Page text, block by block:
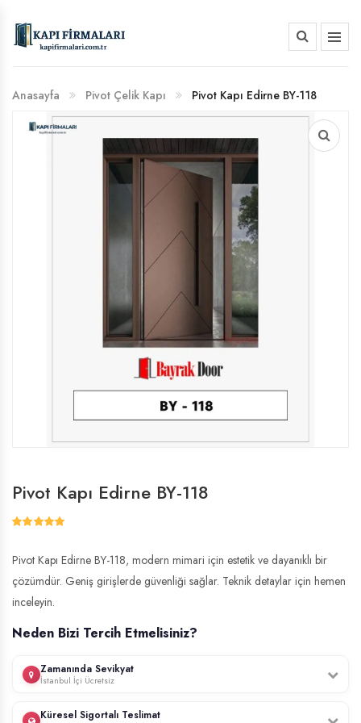
BANKA HESAP NUMARALARIMIZ
Anasayfa Pivot Çelik Kapı Pivot Kapı Edirne BY-118
Pivot Kapı Edirne BY-118
Pivot Kapı Edirne BY-118, modern mimari için estetik ve dayanıklı bir
çözümdür. Geniş girişlerde güvenliği sağlar. Teknik detaylar için hemen
inceleyin.
Neden Bizi Tercih Etmelisiniz?
Zamanında Sevikyat
İstanbul İçi Ücretsiz
Kapınızın ölçülerini yerinde alır, uzman montaj ekibimiz tarafından
Küresel Sigortalı Teslimat